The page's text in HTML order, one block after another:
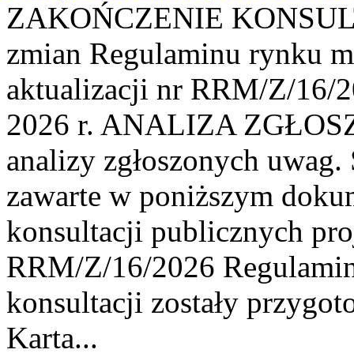
ZAKOŃCZENIE
zmian Regulaminu rynku
aktualizacji nr RRM/Z/16/
2026 r. ANALIZA
analizy zgłoszonych
zawarte w poniższym
konsultacji publicznych
RRM/Z/16/2026
konsultacji zostały
Karta...